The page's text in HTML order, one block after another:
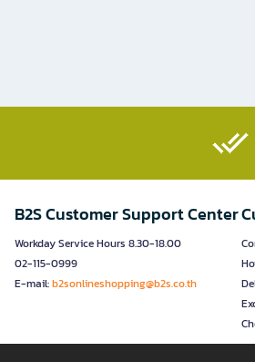
B2S Customer Support Center
Workday Service Hours 8.30-18.00
02-115-0999
E-mail:b2sonlineshopping@b2s.co.th